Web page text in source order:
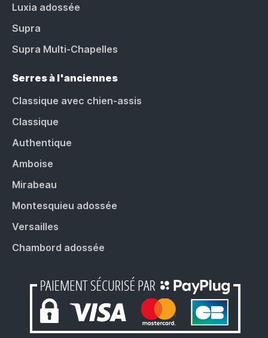
Luxia adossée
Supra
Supra Multi-Chapelles
Serres à l'anciennes
Classique avec chien-assis
Classique
Authentique
Amboise
Mirabeau
Montesquieu adossée
Versailles
Chambord adossée